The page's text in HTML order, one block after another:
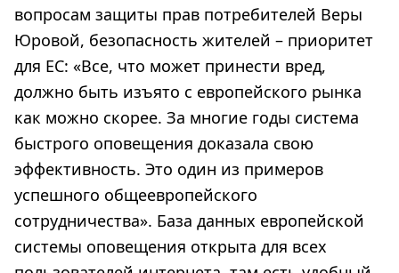
вопросам защиты прав потребителей Веры
Юровой, безопасность жителей – приоритет
для ЕС: «Все, что может принести вред,
должно быть изъято с европейского рынка
как можно скорее. За многие годы система
быстрого оповещения доказала свою
эффективность. Это один из примеров
успешного общеевропейского
сотрудничества». База данных европейской
системы оповещения открыта для всех